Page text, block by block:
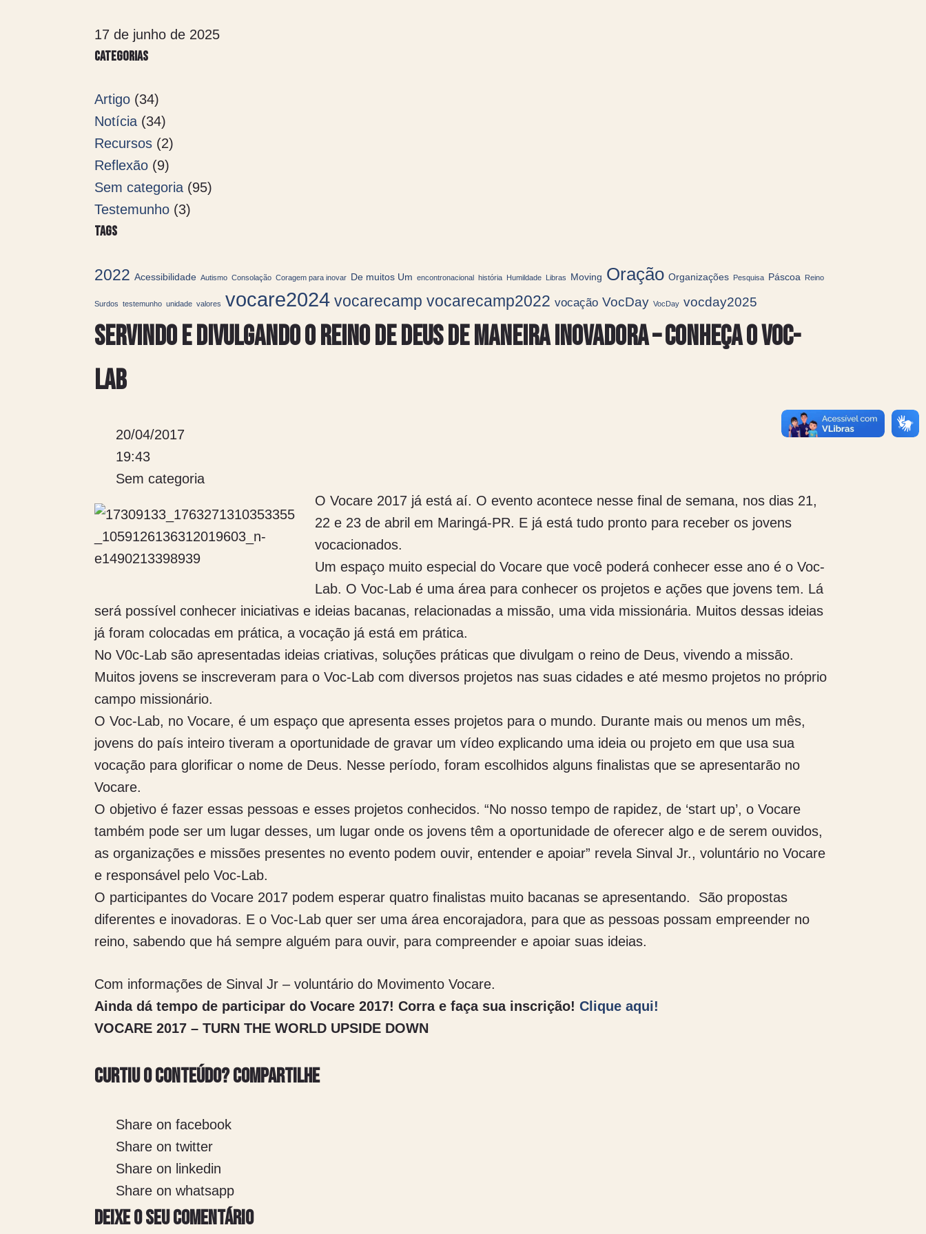
17 de junho de 2025
Categorias
Artigo (34)
Notícia (34)
Recursos (2)
Reflexão (9)
Sem categoria (95)
Testemunho (3)
Tags
2022 Acessibilidade Autismo Consolação Coragem para inovar De muitos Um encontronacional história Humildade Libras Moving Oração Organizações Pesquisa Páscoa Reino
Surdos testemunho unidade valores vocare2024 vocarecamp vocarecamp2022 vocação VocDay VocDay vocday2025
Servindo e divulgando o reino de Deus de maneira inovadora – Conheça o Voc-
Lab
20/04/2017
19:43
Sem categoria
O Vocare 2017 já está aí. O evento acontece nesse final de semana, nos dias 21,
22 e 23 de abril em Maringá-PR. E já está tudo pronto para receber os jovens
vocacionados.
Um espaço muito especial do Vocare que você poderá conhecer esse ano é o Voc-
Lab. O Voc-Lab é uma área para conhecer os projetos e ações que jovens tem. Lá
será possível conhecer iniciativas e ideias bacanas, relacionadas a missão, uma vida missionária. Muitos dessas ideias
já foram colocadas em prática, a vocação já está em prática.
No V0c-Lab são apresentadas ideias criativas, soluções práticas que divulgam o reino de Deus, vivendo a missão.
Muitos jovens se inscreveram para o Voc-Lab com diversos projetos nas suas cidades e até mesmo projetos no próprio
campo missionário.
O Voc-Lab, no Vocare, é um espaço que apresenta esses projetos para o mundo. Durante mais ou menos um mês,
jovens do país inteiro tiveram a oportunidade de gravar um vídeo explicando uma ideia ou projeto em que usa sua
vocação para glorificar o nome de Deus. Nesse período, foram escolhidos alguns finalistas que se apresentarão no
Vocare.
O objetivo é fazer essas pessoas e esses projetos conhecidos. “No nosso tempo de rapidez, de ‘start up’, o Vocare
também pode ser um lugar desses, um lugar onde os jovens têm a oportunidade de oferecer algo e de serem ouvidos,
as organizações e missões presentes no evento podem ouvir, entender e apoiar” revela Sinval Jr., voluntário no Vocare
e responsável pelo Voc-Lab.
O participantes do Vocare 2017 podem esperar quatro finalistas muito bacanas se apresentando. São propostas
diferentes e inovadoras. E o Voc-Lab quer ser uma área encorajadora, para que as pessoas possam empreender no
reino, sabendo que há sempre alguém para ouvir, para compreender e apoiar suas ideias.
Com informações de Sinval Jr – voluntário do Movimento Vocare.
Ainda dá tempo de participar do Vocare 2017! Corra e faça sua inscrição!Clique aqui!
VOCARE 2017 – TURN THE WORLD UPSIDE DOWN
Curtiu o conteúdo? Compartilhe
Share on facebook
Share on twitter
Share on linkedin
Share on whatsapp
Deixe o seu comentário